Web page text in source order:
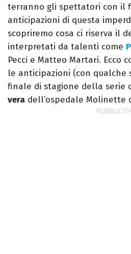
terranno gli spettatori con il
anticipazioni di questa
scopriremo cosa ci riserva il
interpretati da talenti come
Pecci e Matteo Martari. Ecco
le anticipazioni (con qualche
finale di stagione della serie
vera dell’ospedale Molinette